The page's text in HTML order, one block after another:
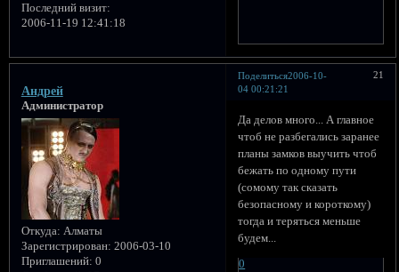
Последний визит:
2006-11-19 12:41:18
Поделиться 21
2006-10-
04 00:21:21
Андрей
Администратор
Откуда: Алматы
Зарегистрирован: 2006-03-10
Приглашений: 0
Да делов много... А главное
чтоб не разбегались заранее
планы замков выучить чтоб
бежать по одному пути
(сомому так сказать
безопасному и короткому)
тогда и теряться меньше
будем...
0